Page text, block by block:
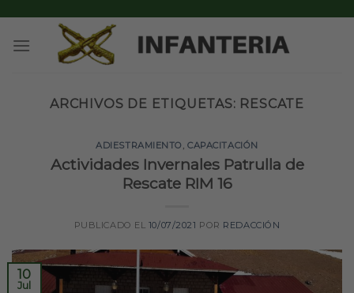
content
ARCHIVOS DE ETIQUETAS: RESCATE
ADIESTRAMIENTO ,CAPACITACIÓN
Actividades Invernales Patrulla de
Rescate RIM 16
PUBLICADO EL 10/07/2021 POR REDACCIÓN
10
Jul